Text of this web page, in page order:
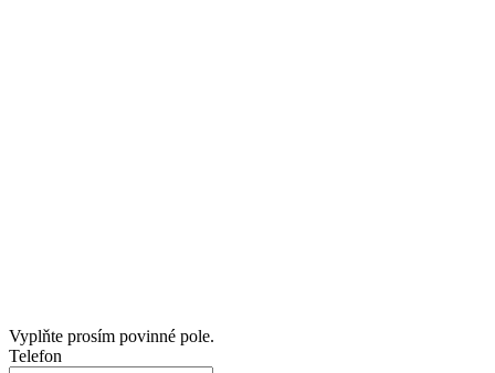
Vyplňte prosím povinné pole.
Telefon